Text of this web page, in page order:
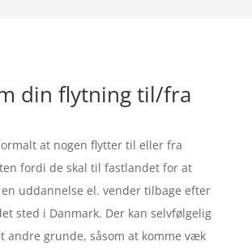
din flytning til/fra
at nogen flytter til eller fra
fordi de skal til fastlandet for at
uddannelse el. vender tilbage efter
sted i Danmark. Der kan selvfølgelig
andre grunde, såsom at komme væk